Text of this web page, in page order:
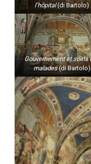
l’hôpital(di Bartolo)
Gouvernement et soins
malades(di Bartolo)